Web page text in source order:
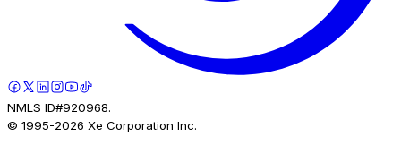
NMLS ID#920968.
© 1995-2026 Xe Corporation Inc.